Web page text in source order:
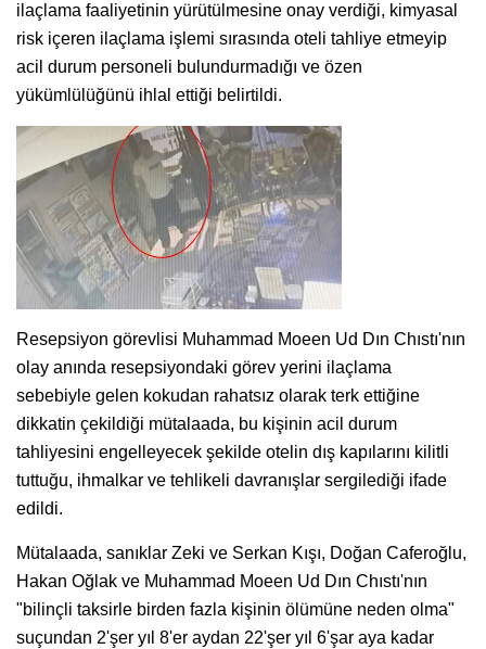
ilaçlama faaliyetinin yürütülmesine onay verdiği, kimyasal
risk içeren ilaçlama işlemi sırasında oteli tahliye etmeyip
acil durum personeli bulundurmadığı ve özen
yükümlülüğünü ihlal ettiği belirtildi.
Resepsiyon görevlisi Muhammad Moeen Ud Dın Chıstı'nın
olay anında resepsiyondaki görev yerini ilaçlama
sebebiyle gelen kokudan rahatsız olarak terk ettiğine
dikkatin çekildiği mütalaada, bu kişinin acil durum
tahliyesini engelleyecek şekilde otelin dış kapılarını kilitli
tuttuğu, ihmalkar ve tehlikeli davranışlar sergilediği ifade
edildi.
Mütalaada, sanıklar Zeki ve Serkan Kışı, Doğan Caferoğlu,
Hakan Oğlak ve Muhammad Moeen Ud Dın Chıstı'nın
"bilinçli taksirle birden fazla kişinin ölümüne neden olma"
suçundan 2'şer yıl 8'er aydan 22'şer yıl 6'şar aya kadar